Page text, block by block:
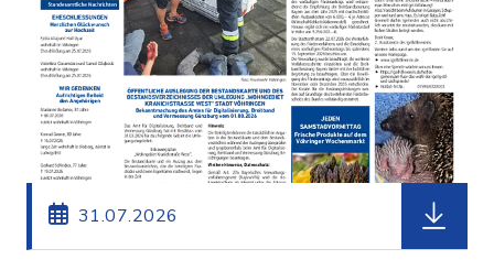
31.07.2026